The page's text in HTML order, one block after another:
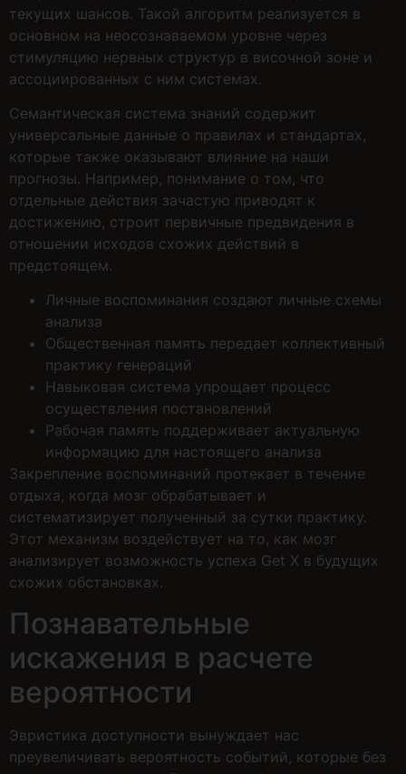
текущих шансов. Такой алгоритм реализуется в
основном на неосознаваемом уровне через
стимуляцию нервных структур в височной зоне и
ассоциированных с ним системах.
Семантическая система знаний содержит
универсальные данные о правилах и стандартах,
которые также оказывают влияние на наши
прогнозы. Например, понимание о том, что
отдельные действия зачастую приводят к
достижению, строит первичные предвидения в
отношении исходов схожих действий в
предстоящем.
Личные воспоминания создают личные схемы
анализа
Общественная память передает коллективный
практику генераций
Навыковая система упрощает процесс
осуществления постановлений
Рабочая память поддерживает актуальную
информацию для настоящего анализа
Закрепление воспоминаний протекает в течение
отдыха, когда мозг обрабатывает и
систематизирует полученный за сутки практику.
Этот механизм воздействует на то, как мозг
анализирует возможность успеха Get X в будущих
схожих обстановках.
Познавательные
искажения в расчете
вероятности
Эвристика доступности вынуждает нас
преувеличивать вероятность событий, которые без